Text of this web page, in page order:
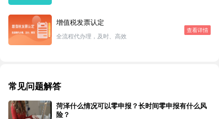
增值税发票认定
全流程代办理，及时、高效
查看详情
常见问题解答
菏泽什么情况可以零申报？长时间零申报有什么风
险？